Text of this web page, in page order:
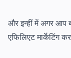
और इन्हीं में अगर आप
एफिलिएट मार्केटिंग